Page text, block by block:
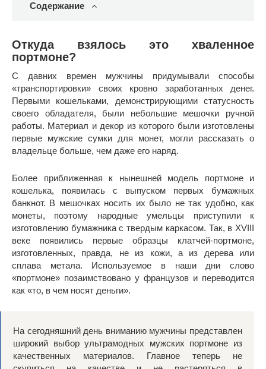
Содержание
Откуда взялось это хваленное
портмоне?
С давних времен мужчины придумывали способы
«транспортировки» своих кровно заработанных денег.
Первыми кошельками, демонстрирующими статусность
своего обладателя, были небольшие мешочки ручной
работы. Материал и декор из которого были изготовлены
первые мужские сумки для монет, могли рассказать о
владельце больше, чем даже его наряд.
Более приближенная к нынешней модель портмоне и
кошелька, появилась с выпуском первых бумажных
банкнот. В мешочках носить их было не так удобно, как
монеты, поэтому народные умельцы приступили к
изготовлению бумажника с твердым каркасом. Так, в XVIII
веке появились первые образцы клатчей-портмоне,
изготовленных, правда, не из кожи, а из дерева или
сплава метала. Используемое в наши дни слово
«портмоне» позаимствовано у французов и переводится
как «то, в чем носят деньги».
На сегодняшний день вниманию мужчины представлен
широкий выбор ультрамодных мужских портмоне из
качественных материалов. Главное теперь не